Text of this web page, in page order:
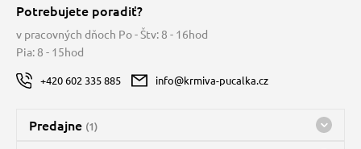
Potrebujete poradiť?
v pracovných dňoch Po - Štv: 8 - 16hod
Pia: 8 - 15hod
+420 602 335 885 info@krmiva-pucalka.cz
Predajne (1)